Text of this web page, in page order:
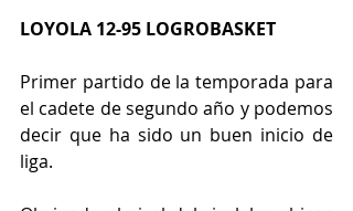
LOYOLA 12-95 LOGROBASKET
Primer partido de la temporada para
el cadete de segundo año y podemos
decir que ha sido un buen inicio de
liga.